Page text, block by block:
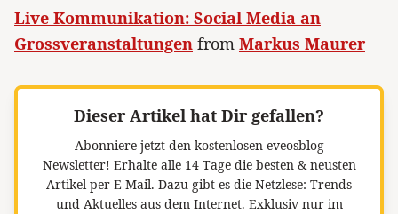
Live Kommunikation: Social Media an
Grossveranstaltungen from Markus Maurer
Dieser Artikel hat Dir gefallen?
Abonniere jetzt den kostenlosen eveosblog
Newsletter! Erhalte alle 14 Tage die besten & neusten
Artikel per E-Mail. Dazu gibt es die Netzlese: Trends
und Aktuelles aus dem Internet. Exklusiv nur im